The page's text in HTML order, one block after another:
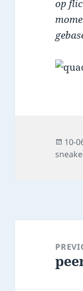
op
on
10-
navigation